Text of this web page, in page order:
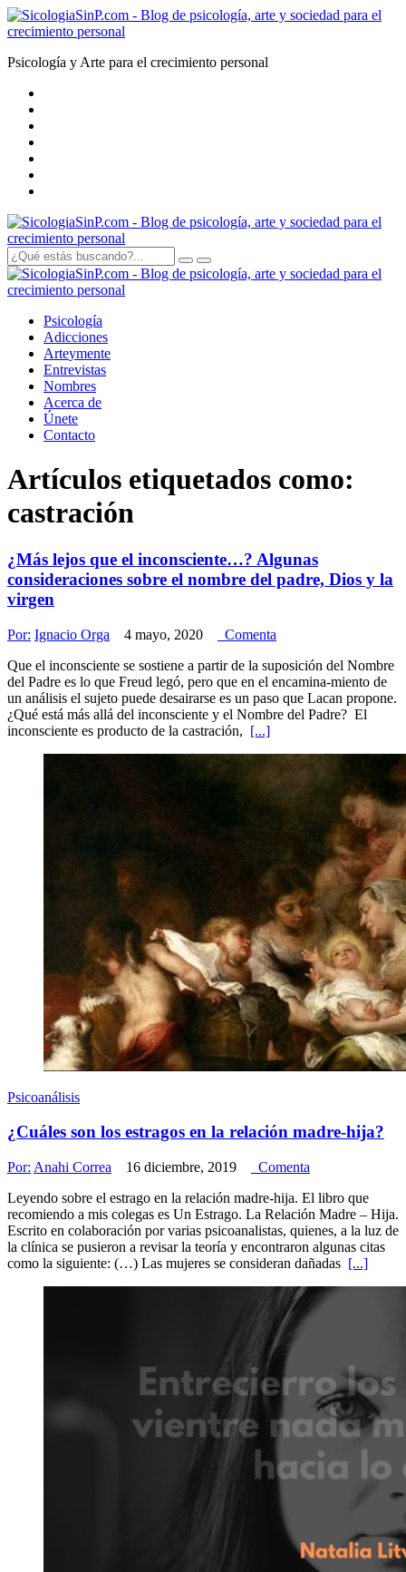
Psicología y Arte para el crecimiento personal
Psicología
Adicciones
Arteymente
Entrevistas
Nombres
Acerca de
Únete
Contacto
Artículos etiquetados como:
castración
¿Más lejos que el inconsciente…? Algunas
consideraciones sobre el nombre del padre, Dios y la
virgen
Por: Ignacio Orga 4 mayo, 2020
Comenta
Que el inconsciente se sostiene a partir de la suposición del Nombre
del Padre es lo que Freud legó, pero que en el encamina-miento de
un análisis el sujeto puede desairarse es un paso que Lacan propone.
¿Qué está más allá del inconsciente y el Nombre del Padre? El
inconsciente es producto de la castración, [...]
Psicoanálisis
¿Cuáles son los estragos en la relación madre-hija?
Por: Anahi Correa 16 diciembre, 2019
Comenta
Leyendo sobre el estrago en la relación madre-hija. El libro que
recomiendo a mis colegas es Un Estrago. La Relación Madre – Hija.
Escrito en colaboración por varias psicoanalistas, quienes, a la luz de
la clínica se pusieron a revisar la teoría y encontraron algunas citas
como la siguiente: (…) Las mujeres se consideran dañadas [...]